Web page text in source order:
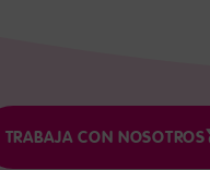
TRABAJA CON NOSOTROS